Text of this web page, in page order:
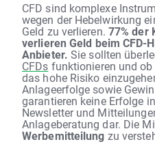
CFD sind komplexe
wegen der Hebelwirkung
Geld zu verlieren. 77% der
verlieren Geld beim CFD-
Anbieter. Sie sollten
CFDs funktionieren und
das hohe Risiko
Anlageerfolge sowie
garantieren keine Erfolge
Newsletter und
Anlageberatung dar. Die
Werbemitteilung zu